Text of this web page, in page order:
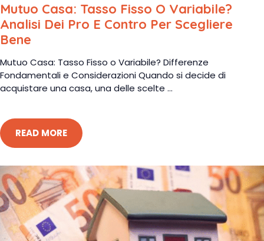
Mutuo Casa: Tasso Fisso O Variabile?
Analisi Dei Pro E Contro Per Scegliere
Bene
Mutuo Casa: Tasso Fisso o Variabile? Differenze
Fondamentali e Considerazioni Quando si decide di
acquistare una casa, una delle scelte ...
READ MORE